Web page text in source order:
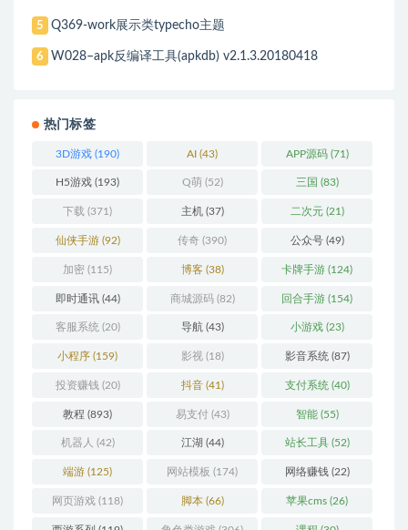
5 Q369-work展示类typecho主题
6 W028–apk反编译工具(apkdb) v2.1.3.20180418
热门标签
3D游戏 (190) AI (43) APP源码(71)
H5游戏 (193) Q萌 (52) 三国 (83)
下载 (371) 主机(37) 二次元(21)
仙侠手游(92) 传奇 (390) 公众号(49)
加密 (115) 博客(38) 卡牌手游 (124)
即时通讯(44) 商城源码(82) 回合手游 (154)
客服系统 (20) 导航(43) 小游戏(23)
小程序 (159) 影视(18) 影音系统 (87)
投资赚钱 (20) 抖音(41) 支付系统 (40)
教程 (893) 易支付(43) 智能(55)
机器人 (42) 江湖 (44) 站长工具(52)
端游 (125) 网站模板 (174) 网络赚钱(22)
网页游戏 (118) 脚本(66) 苹果cms (26)